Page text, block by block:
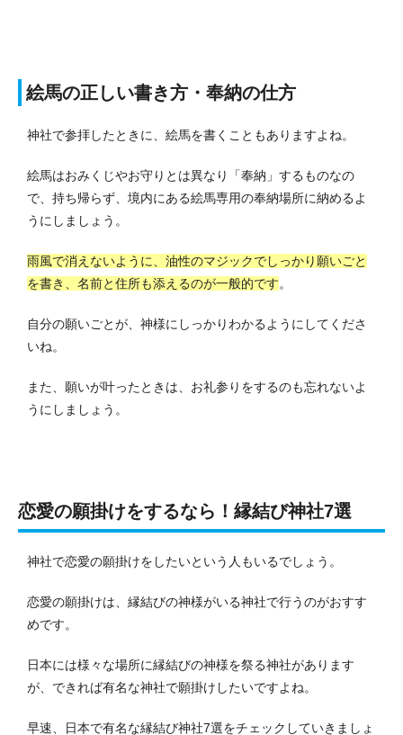
絵馬の正しい書き方・奉納の仕方
神社で参拝したときに、絵馬を書くこともありますよね。
絵馬はおみくじやお守りとは異なり「奉納」するものなの
で、持ち帰らず、境内にある絵馬専用の奉納場所に納めるよ
うにしましょう。
雨風で消えないように、油性のマジックでしっかり願いごと
を書き、名前と住所も添えるのが一般的です。
自分の願いごとが、神様にしっかりわかるようにしてくださ
いね。
また、願いが叶ったときは、お礼参りをするのも忘れないよ
うにしましょう。
恋愛の願掛けをするなら！縁結び神社7選
神社で恋愛の願掛けをしたいという人もいるでしょう。
恋愛の願掛けは、縁結びの神様がいる神社で行うのがおすす
めです。
日本には様々な場所に縁結びの神様を祭る神社があります
が、できれば有名な神社で願掛けしたいですよね。
早速、日本で有名な縁結び神社7選をチェックしていきましょ